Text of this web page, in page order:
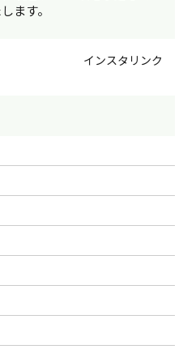
ます。
インスタリンク